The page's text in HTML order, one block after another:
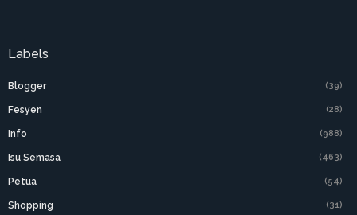
Labels
Blogger (39)
Fesyen (28)
Info (988)
Isu Semasa (463)
Petua (54)
Shopping (31)